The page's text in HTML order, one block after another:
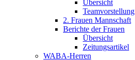
Übersicht
Teamvorstellung
2. Frauen Mannschaft
Berichte der Frauen
Übersicht
Zeitungsartikel
WABA-Herren